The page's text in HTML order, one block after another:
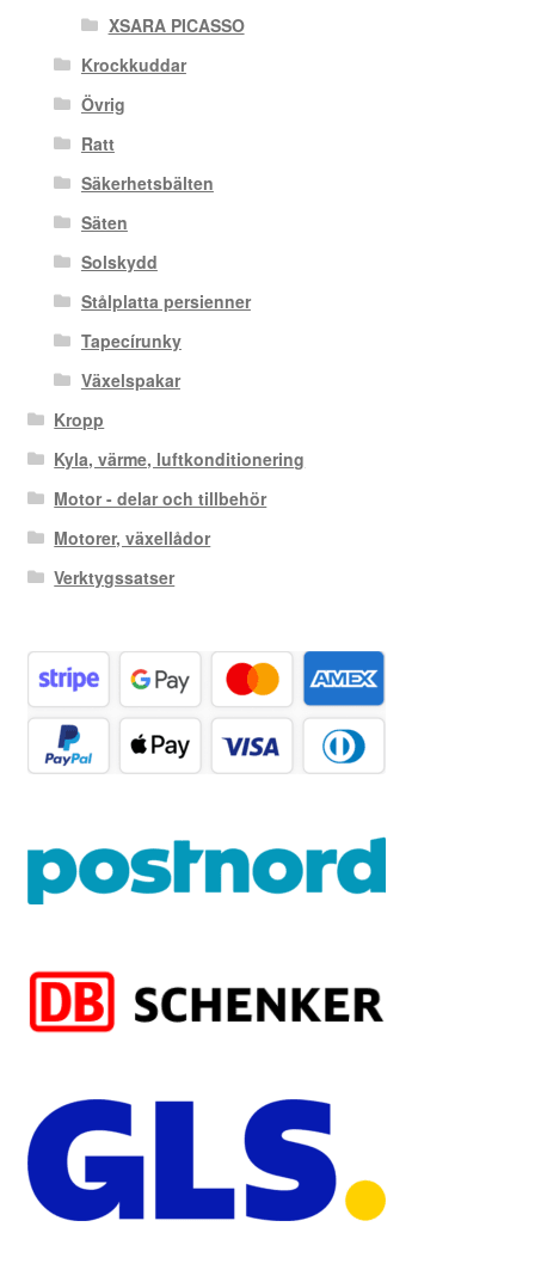
XSARA PICASSO
Krockkuddar
Övrig
Ratt
Säkerhetsbälten
Säten
Solskydd
Stålplatta persienner
Tapecírunky
Växelspakar
Kropp
Kyla, värme, luftkonditionering
Motor - delar och tillbehör
Motorer, växellådor
Verktygssatser